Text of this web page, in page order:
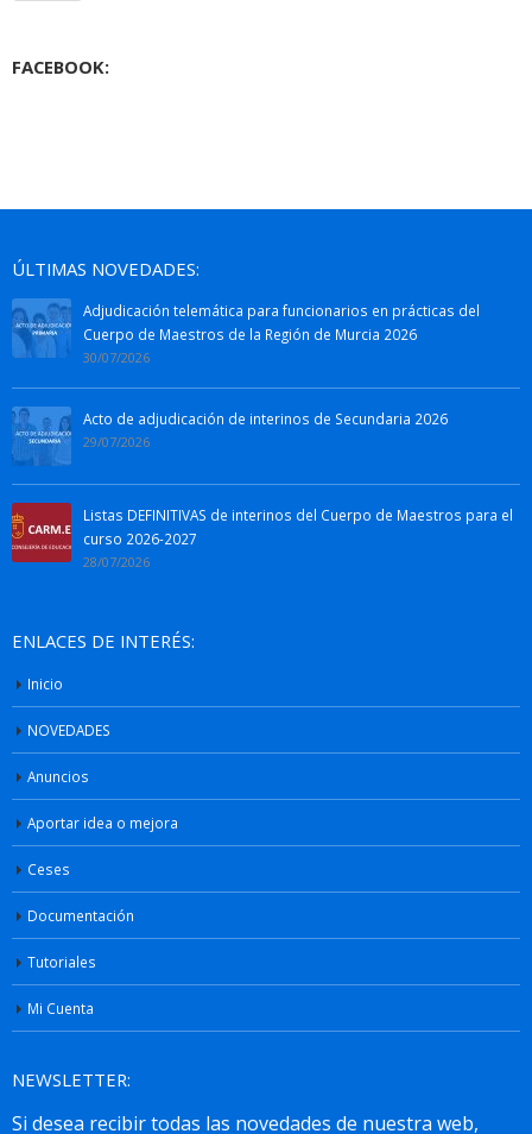
FACEBOOK:
ÚLTIMAS NOVEDADES:
Adjudicación telemática para funcionarios en prácticas del
Cuerpo de Maestros de la Región de Murcia 2026
30/07/2026
Acto de adjudicación de interinos de Secundaria 2026
29/07/2026
Listas DEFINITIVAS de interinos del Cuerpo de Maestros para el
curso 2026-2027
28/07/2026
ENLACES DE INTERÉS:
Inicio
NOVEDADES
Anuncios
Aportar idea o mejora
Ceses
Documentación
Tutoriales
Mi Cuenta
NEWSLETTER: